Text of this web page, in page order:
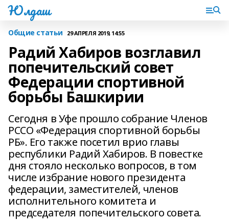
Юлдаш
Общие статьи 29 АПРЕЛЯ 2019, 14:55
Радий Хабиров возглавил
попечительский совет
Федерации спортивной
борьбы Башкирии
Сегодня в Уфе прошло собрание Членов
РССО «Федерация спортивной борьбы
РБ». Его также посетил врио главы
республики Радий Хабиров. В повестке
дня стояло несколько вопросов, в том
числе избрание нового президента
федерации, заместителей, членов
исполнительного комитета и
председателя попечительского совета.